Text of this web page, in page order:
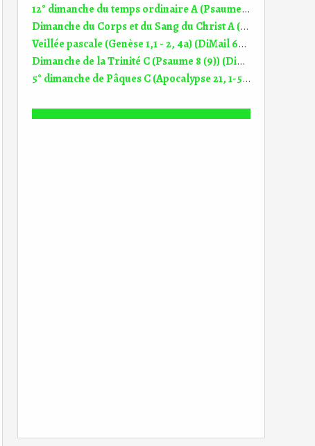
12° dimanche du temps ordinaire A (Psaume 68 (69)) (DiMail 643)
Dimanche du Corps et du Sang du Christ A (Jean 6, 51-58) (DiMail 23)
Veillée pascale (Genèse 1,1 - 2, 4a) (DiMail 639)
Dimanche de la Trinité C (Psaume 8 (9)) (DiMail 613)
5° dimanche de Pâques C (Apocalypse 21, 1-5a) (DiMail 457)